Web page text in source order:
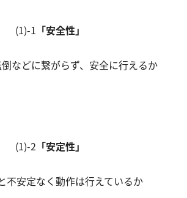
(1)-1 「安全性」
などに繋がらず、安全に行えるか
(1)-2 「安定性」
不安定なく動作は行えているか